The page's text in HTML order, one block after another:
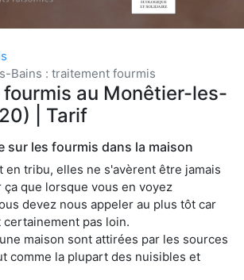
Bains : traitement fourmis
au Monêtier-les-
| Tarif
sur les fourmis dans la maison
en tribu, elles ne s'avèrent être jamais
ça que lorsque vous en voyez
devez nous appeler au plus tôt car
pas loin.
maison sont attirées par les sources
comme la plupart des nuisibles et